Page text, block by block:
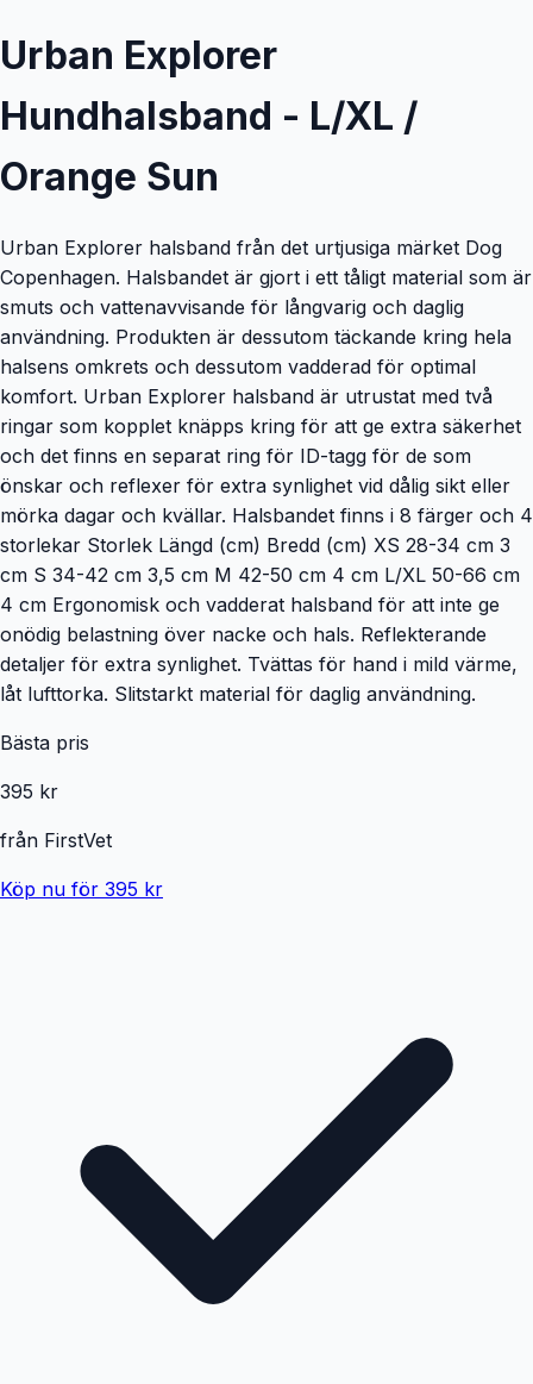
Urban Explorer
Hundhalsband - L/XL /
Orange Sun
Urban Explorer halsband från det urtjusiga märket Dog
Copenhagen. Halsbandet är gjort i ett tåligt material som är
smuts och vattenavvisande för långvarig och daglig
användning. Produkten är dessutom täckande kring hela
halsens omkrets och dessutom vadderad för optimal
komfort. Urban Explorer halsband är utrustat med två
ringar som kopplet knäpps kring för att ge extra säkerhet
och det finns en separat ring för ID-tagg för de som
önskar och reflexer för extra synlighet vid dålig sikt eller
mörka dagar och kvällar. Halsbandet finns i 8 färger och 4
storlekar Storlek Längd (cm) Bredd (cm) XS 28-34 cm 3
cm S 34-42 cm 3,5 cm M 42-50 cm 4 cm L/XL 50-66 cm
4 cm Ergonomisk och vadderat halsband för att inte ge
onödig belastning över nacke och hals. Reflekterande
detaljer för extra synlighet. Tvättas för hand i mild värme,
låt lufttorka. Slitstarkt material för daglig användning.
Bästa pris
395 kr
från FirstVet
Köp nu för 395 kr